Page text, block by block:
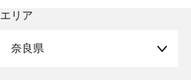
エリア
奈良県